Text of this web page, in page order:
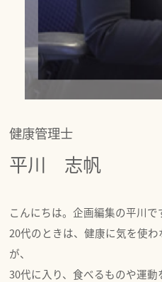
健康管理士
平川 志帆
こんにちは。企画編集の平川で
20代のときは、健康に気を使
が、
30代に入り、食べるものや運動